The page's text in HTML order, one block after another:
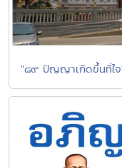
"๘๙ ปัญญาเกิดขึ้นที่ใจ